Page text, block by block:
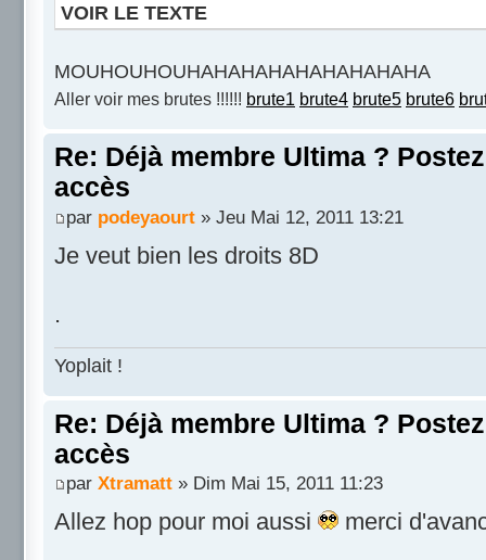
VOIR LE TEXTE
MOUHOUHOUHAHAHAHAHAHAHAHAHA
Aller voir mes brutes !!!!!! brute1 brute4 brute5 brute6
Re: Déjà membre Ultima ?
accès
par podeyaourt » Jeu Mai 12, 2011 13:21
Je veut bien les droits 8D
.
Yoplait !
Re: Déjà membre Ultima ?
accès
par Xtramatt » Dim Mai 15, 2011 11:23
Allez hop pour moi aussi merci